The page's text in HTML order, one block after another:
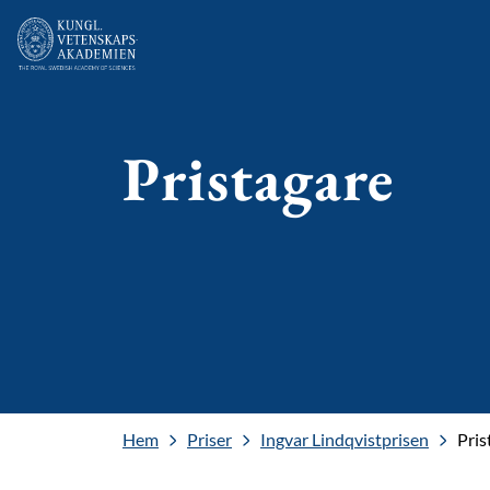
Pristagare
Hem Priser Ingvar Lindqvistprisen